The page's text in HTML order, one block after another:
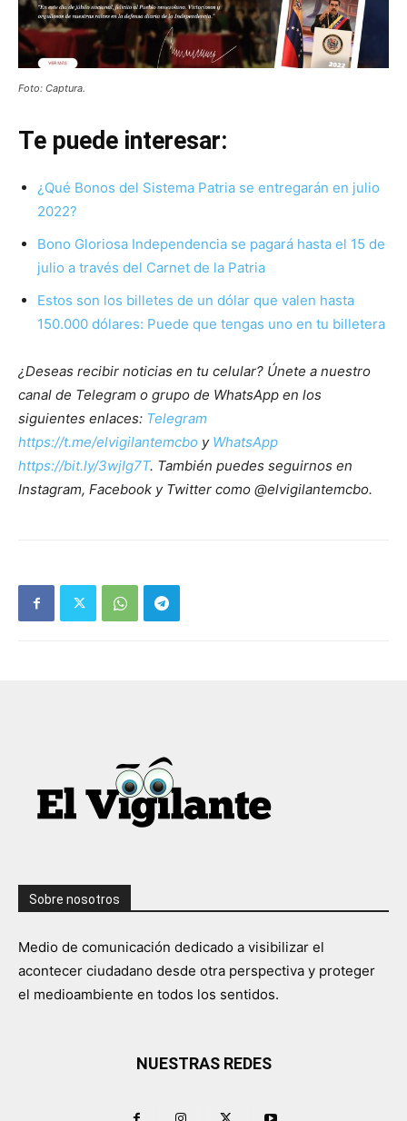
Foto: Captura.
Te puede interesar:
¿Qué Bonos del Sistema Patria se entregarán en julio
2022?
Bono Gloriosa Independencia se pagará hasta el 15 de
julio a través del Carnet de la Patria
Estos son los billetes de un dólar que valen hasta
150.000 dólares: Puede que tengas uno en tu billetera
¿Deseas recibir noticias en tu celular? Únete a nuestro
canal de Telegram o grupo de WhatsApp en los
siguientes enlaces: Telegram
https://t.me/elvigilantemcbo y WhatsApp
https://bit.ly/3wjIg7T. También puedes seguirnos en
Instagram, Facebook y Twitter como @elvigilantemcbo.
Sobre nosotros
Medio de comunicación dedicado a visibilizar el
acontecer ciudadano desde otra perspectiva y proteger
el medioambiente en todos los sentidos.
NUESTRAS REDES